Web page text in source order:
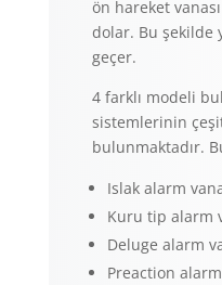
ön hareket
dolar. Bu şekilde
geçer.
4 farklı modeli
sistemlerinin
bulunmaktadır.
Islak alarm
Kuru tip alarm
Deluge alarm
Preaction